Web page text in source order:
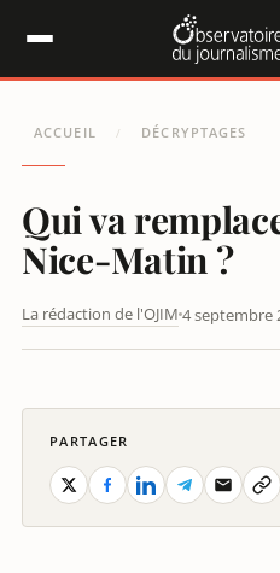
ACCUEIL / DÉCRYPTAGES
Qui va
Nice-Matin ?
La rédaction de l'OJIM 4 septembre
PARTAGER
Panneau de gestion des cookies